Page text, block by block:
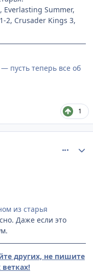
Everlasting Summer,
2, Crusader Kings 3,
пусть теперь все об
1
из старья
Даже если это
других, не пишите